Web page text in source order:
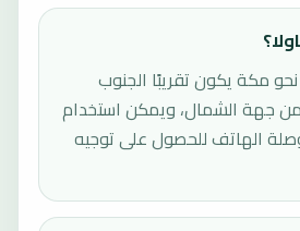
نحو مكة يكون تقريبًا الجنوب
بزاوية 116° من جهة الشمال، ويمكن استخدام
الهاتف للحصول على توجيه